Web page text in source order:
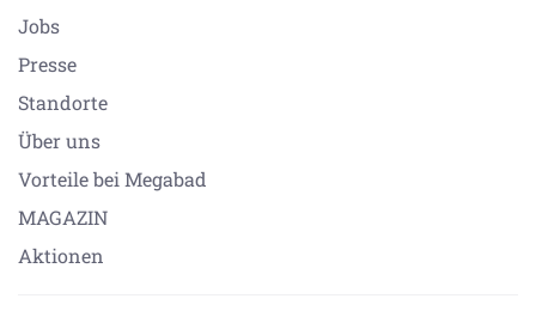
Jobs
Presse
Standorte
Über uns
Vorteile bei Megabad
MAGAZIN
Aktionen